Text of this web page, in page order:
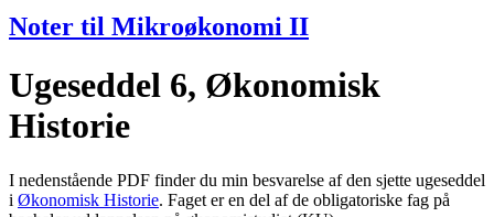
Noter til Mikroøkonomi II
Ugeseddel 6, Økonomisk
Historie
I nedenstående PDF finder du min besvarelse af den sjette ugeseddel
i Økonomisk Historie. Faget er en del af de obligatoriske fag på